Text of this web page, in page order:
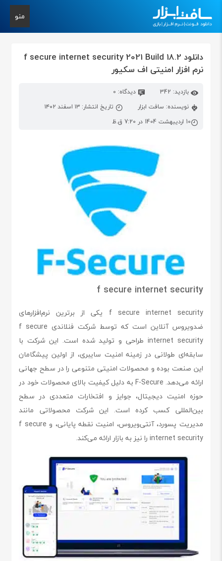
منو
دانلود f secure internet security 2021 Build 18.2
نرم افزار امنیتی اف سکیور
بازدید: 342
دیدگاه: 0
نویسنده: سافت ابزار
تاریخ انتشار: ۱۳ اسفند ۱۴۰۲
10 اردیبهشت 1404 در 7:20 ق.ظ
f secure internet security
f secure internet security یکی از برترین نرم‌افزارهای
ضدویروس آنلاین است که توسط شرکت فنلاندی f secure
internet security طراحی و تولید شده است. این شرکت با
سابقه‌ای طولانی در زمینه امنیت سایبری، از اولین پیشگامان
این صنعت بوده و محصولات امنیتی متنوعی را در سطح جهانی
ارائه می‌دهد. F-Secure به دلیل کیفیت بالای محصولات خود در
حوزه امنیت دیجیتال، جوایز و افتخارات متعددی در سطح
بین‌المللی کسب کرده است. این شرکت محصولاتی مانند
مدیریت پسورد، آنتی‌ویروس، امنیت نقطه پایانی، و f secure
internet security را نیز به بازار ارائه می‌کند.